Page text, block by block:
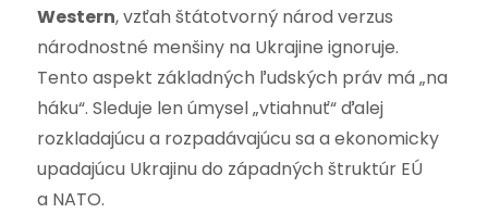
Western, vzťah štátotvorný národ verzus
národnostné menšiny na Ukrajine ignoruje.
Tento aspekt základných ľudských práv má „na
háku“. Sleduje len úmysel „vtiahnuť“ ďalej
rozkladajúcu a rozpadávajúcu sa a ekonomicky
upadajúcu Ukrajinu do západných štruktúr EÚ
a NATO.